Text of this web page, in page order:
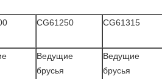
CG61250 CG61315
Ведущие
брусья
Ведущие
брусья